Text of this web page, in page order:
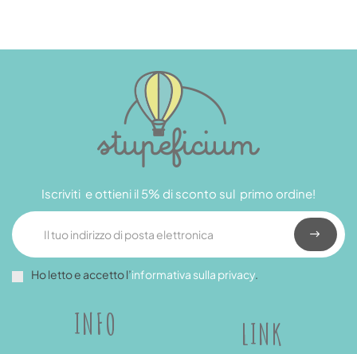
INFO LINK
Iscriviti e ottieni il 5% di sconto sul primo ordine!
Ho letto e accetto l’informativa sulla privacy.